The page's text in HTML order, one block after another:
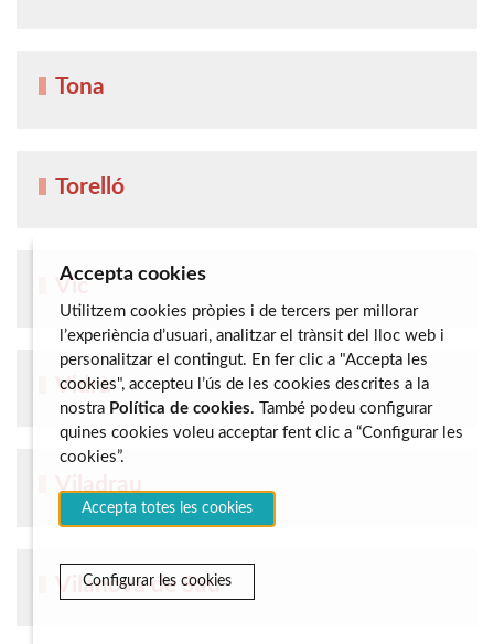
Tona
Torelló
Vic
Vidrà
Viladrau
Vilanova de Sau
Accepta cookies
Utilitzem cookies pròpies i de tercers per millorar
l’experiència d’usuari, analitzar el trànsit del lloc web i
personalitzar el contingut. En fer clic a "Accepta les
cookies", accepteu l’ús de les cookies descrites a la
nostra Política de cookies. També podeu configurar
quines cookies voleu acceptar fent clic a “Configurar les
cookies”.
Accepta totes les cookies
Configurar les cookies